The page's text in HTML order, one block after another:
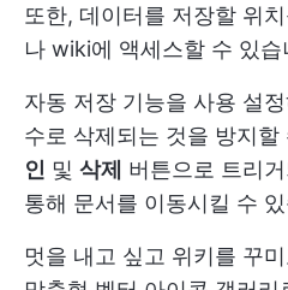
또한, 데이터를 저장할 위
나 wiki에 액세스할 수 있습
자동 저장 기능을 사용 설
수로 삭제되는 것을 방지
인 및 삭제 버튼으로 트리
통해 문서를 이동시킬 수
멋을 내고 싶고 위키를 꾸